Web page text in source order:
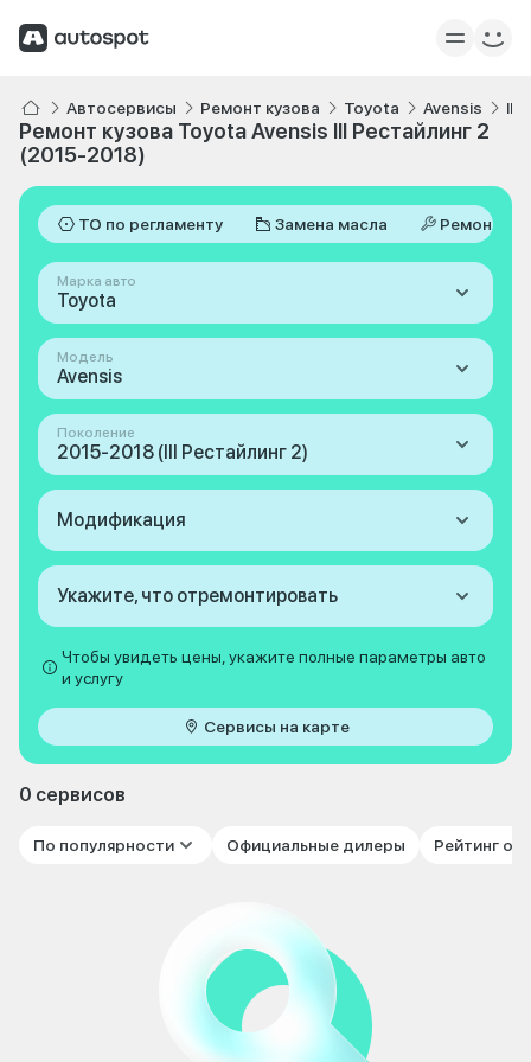
Автосервисы Ремонт кузова Toyota Avensis III
Ремонт кузова Toyota Avensis III Рестайлинг 2
(2015-2018)
ТО по регламенту Замена масла Ремонт
Марка авто
Toyota
Модель
Avensis
Поколение
2015-2018 (III Рестайлинг 2)
Модификация
Укажите, что отремонтировать
Чтобы увидеть цены, укажите полные параметры авто
и услугу
Сервисы на карте
0 сервисов
По популярности Официальные дилеры Рейтинг